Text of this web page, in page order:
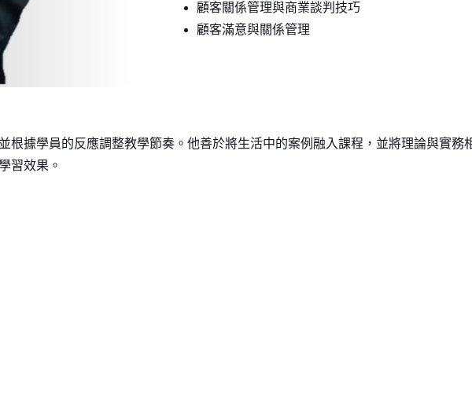
顧客關係管理與商業談判技巧
顧客滿意與關係管理
據學員的反應調整教學節奏。他善於將生活中的案例融入課程，並將理論與實務
習效果。